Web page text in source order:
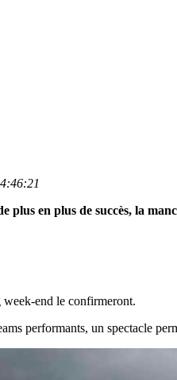
en plus de succès, la
week-end le confirmeront.
performants, un spectacle